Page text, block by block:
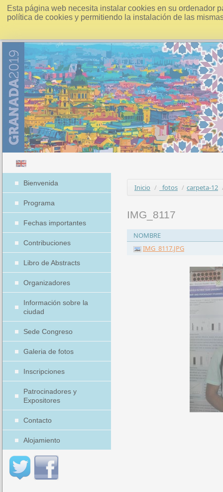
Esta página web necesita instalar cookies en su ordenador
política de cookies y permitiendo la instalación de las
Bienvenida
Programa
Fechas importantes
Contribuciones
Libro de Abstracts
Organizadores
Información sobre la
ciudad
Sede Congreso
Galeria de fotos
Inscripciones
Patrocinadores y
Expositores
Contacto
Alojamiento
Inicio / _fotos / carpeta-12
IMG_8117
NOMBRE
IMG_8117.JPG